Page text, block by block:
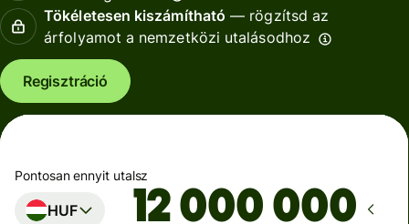
Tökéletesen kiszámítható — rögzítsd az
árfolyamot a nemzetközi utalásodhoz
Regisztráció
Pontosan ennyit utalsz
HUF